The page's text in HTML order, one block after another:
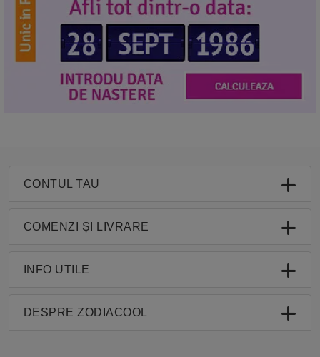
CONTUL TAU
COMENZI ȘI LIVRARE
INFO UTILE
DESPRE ZODIACOOL